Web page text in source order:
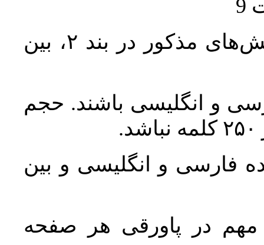
حجم کل مقاله با احتساب تمام بخش‌های مذکور در بند ۲، بین
و انگلیسی باشند. حجم
فارسی و انگلیسی و بین
مهم در پاورقی هر صفحه